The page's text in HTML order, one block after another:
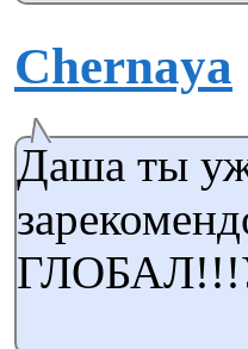
Chernaya
Даша ты